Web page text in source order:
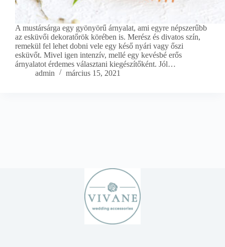
A mustársárga egy gyönyörű árnyalat, ami egyre népszerűbb
az esküvői dekoratőrök körében is. Merész és divatos szín,
remekül fel lehet dobni vele egy késő nyári vagy őszi
esküvőt. Mivel igen intenzív, mellé egy kevésbé erős
árnyalatot érdemes választani kiegészítőként. Jól…
admin
március 15, 2021